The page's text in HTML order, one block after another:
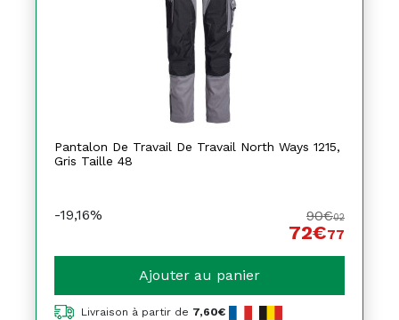
Pantalon De Travail De Travail North Ways 1215,
Gris Taille 48
-19,16% 90€02
72€77
Ajouter au panier
Livraison à partir de 7,60€